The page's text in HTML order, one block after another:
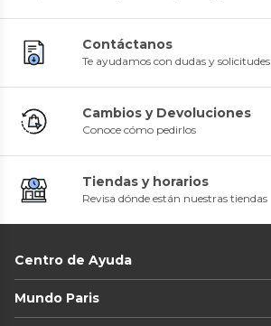
Contáctanos
Te ayudamos con dudas y solicitudes
Cambios y Devoluciones
Conoce cómo pedirlos
Tiendas y horarios
Revisa dónde están nuestras tiendas
Centro de Ayuda
Mundo Paris